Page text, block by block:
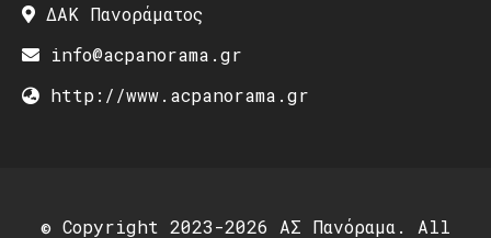
ΔΑΚ Πανοράματος
info@acpanorama.gr
http://www.acpanorama.gr
© Copyright 2023-2026 ΑΣ Πανόραμα. All